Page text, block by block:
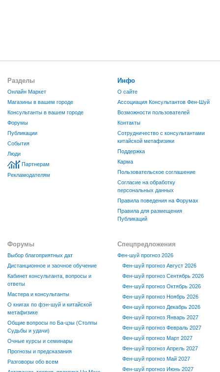
Разделы
Онлайн Маркет
Магазины в вашем городе
Консультанты в вашем городе
Форумы
Публикации
События
Люди
Партнерам
Рекламодателям
Инфо
О сайте
Ассоциация Консультантов Фен-Шуй
Возможности пользователей
Контакты
Сотрудничество с консультантами
китайской метафизики
Поддержка
Карма
Пользовательское соглашение
Согласие на обработку
персональных данных
Правила поведения на Форумах
Правила для размещения
Публикаций
Форумы
Выбор благоприятных дат
Дистанционное и заочное обучение
Кабинет консультанта, вопросы и
ответы
Мастера и консультанты
О книгах по фэн-шуй и китайской
метафизике
Общие вопросы по Ба-цзы (Столпы
Судьбы и удачи)
Очные курсы и семинары
Прогнозы и предсказания
Разговоры обо всем
Спецпредложения
Фен-шуй прогноз 2026
Фен-шуй прогноз Август 2026
Фен-шуй прогноз Сентябрь 2026
Фен-шуй прогноз Октябрь 2026
Фен-шуй прогноз Ноябрь 2026
Фен-шуй прогноз Декабрь 2026
Фен-шуй прогноз Январь 2027
Фен-шуй прогноз Февраль 2027
Фен-шуй прогноз Март 2027
Фен-шуй прогноз Апрель 2027
Фен-шуй прогноз Май 2027
Фен-шуй прогноз Июнь 2027